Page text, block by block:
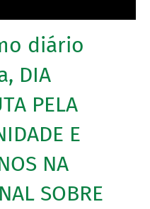
diário
DIA
PELA
E
NA
SOBRE